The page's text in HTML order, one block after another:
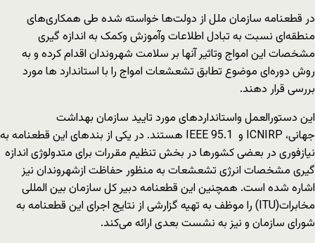
در قطعنامه سازمان ملل از دولت‌ها خواسته شده طی همکاری‌های
منطقه‌ای نسبت به تبادل اطلاعات وآموزش وکمک به اندازه گیری
مشخصات این امواج وتاثیر آنها بر سلامت شهروندان اقدام کرده و به
روش دوره‌ای موضوع تطابق تشعشعات امواج را با استاندارد ها مورد
بررسی قرار دهند.
این دستورالعمل واستانداردهای مورد تایید سازمان بهداشت
جهانی، ICNIRP و IEEE 95.1 هستند. در یکی از بندهای این قطعنامه به
نیازفوری در بعضی کشورها در بخش تنظیم مقررات برای متدولوژی اندازه
گیری مشخصات انرژی تشعشعات به منظور حفاظت ازشهروندان نیز
اشاره شده است. همچنین این قطعنامه دبیر کل سازمان بین المللی
مخابرات(ITU) را موظف به تهیه گزارشی از نتایج اجرای این قطعنامه به
شورای سازمان و نیز به نشست بعدی ارائه می‌کند.